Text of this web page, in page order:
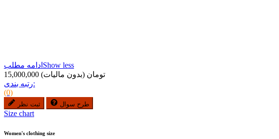
ادامه مطلب Show less
15,000,000 تومان (بدون مالیات)
رتبه بندی:
(0)
ثبت نظر طرح سوال
Size chart
Women's clothing size